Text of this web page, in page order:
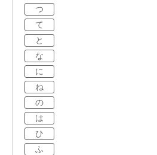
つ
て
と
な
に
ね
の
は
ひ
ふ